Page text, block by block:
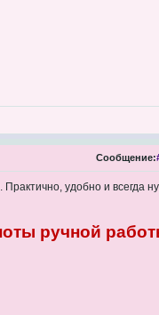
Сообщение:
удобно и всегда
ручной